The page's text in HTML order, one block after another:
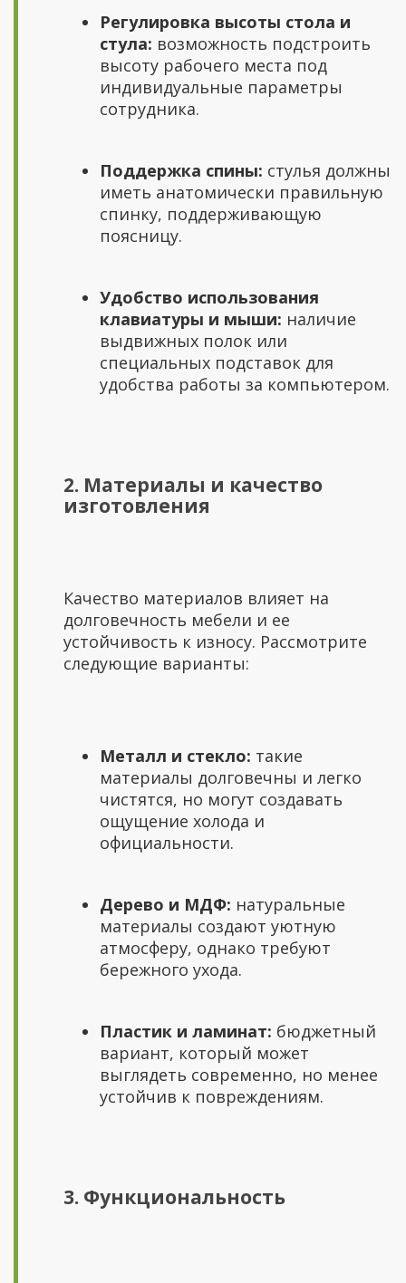
Регулировка высоты стола и
стула: возможность подстроить
высоту рабочего места под
индивидуальные параметры
сотрудника.
Поддержка спины: стулья должны
иметь анатомически правильную
спинку, поддерживающую
поясницу.
Удобство использования
клавиатуры и мыши: наличие
выдвижных полок или
специальных подставок для
удобства работы за компьютером.
2. Материалы и качество
изготовления
Качество материалов влияет на
долговечность мебели и ее
устойчивость к износу. Рассмотрите
следующие варианты:
Металл и стекло: такие
материалы долговечны и легко
чистятся, но могут создавать
ощущение холода и
официальности.
Дерево и МДФ: натуральные
материалы создают уютную
атмосферу, однако требуют
бережного ухода.
Пластик и ламинат: бюджетный
вариант, который может
выглядеть современно, но менее
устойчив к повреждениям.
3. Функциональность